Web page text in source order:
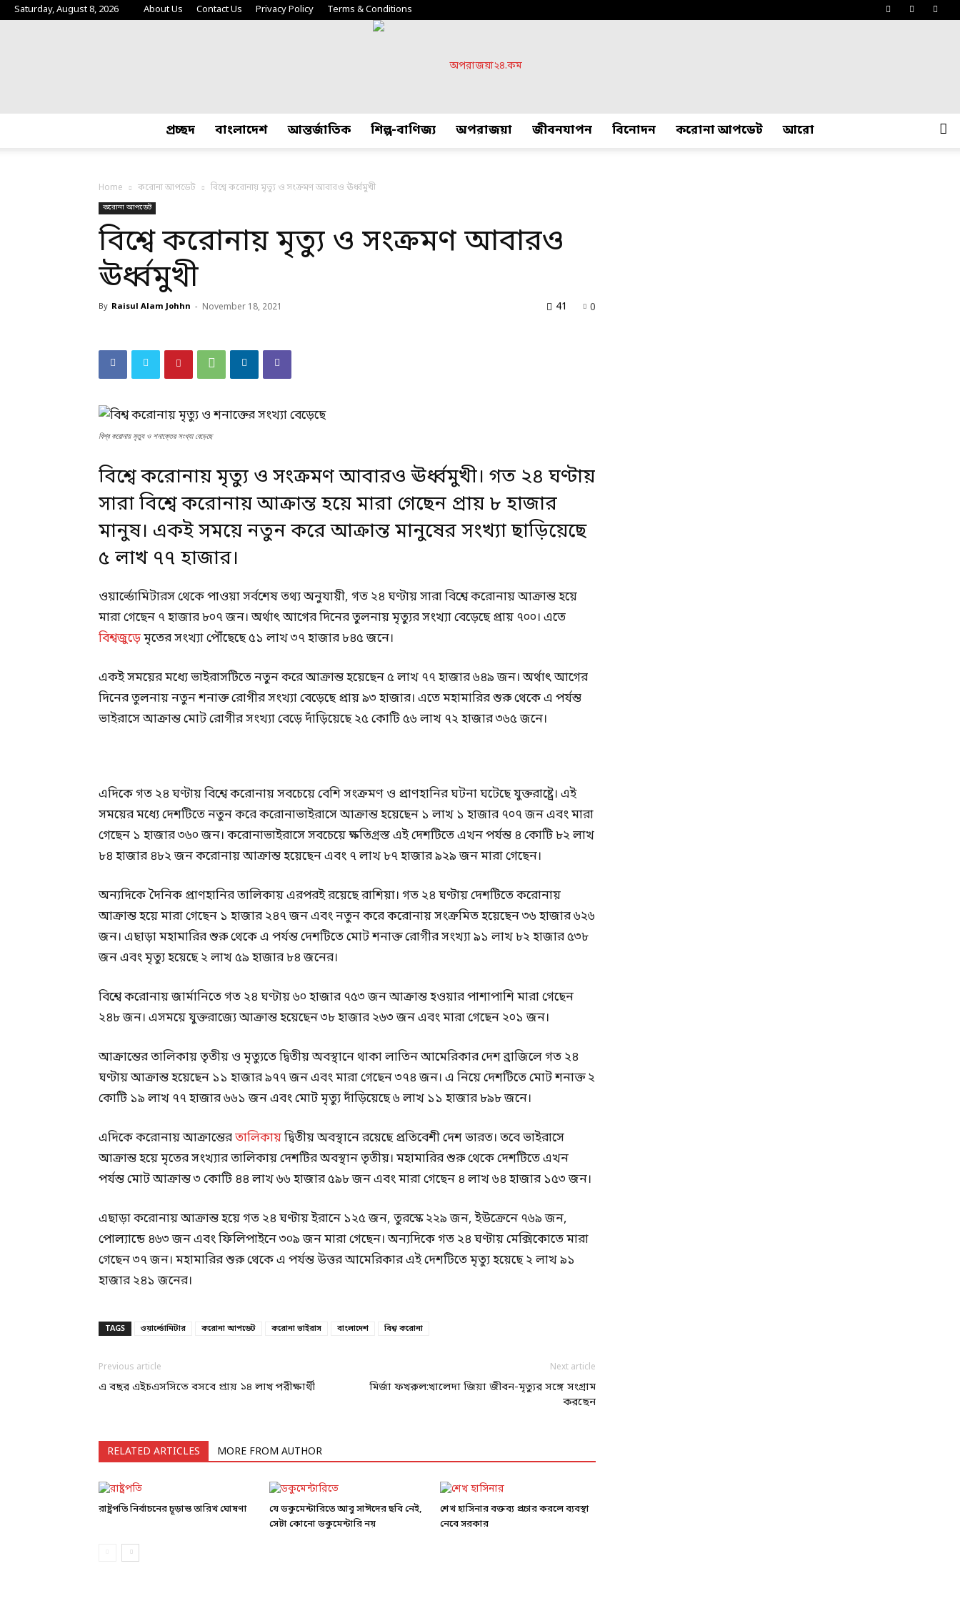
Saturday, August 8, 2026 About Us Contact Us Privacy Policy Terms & Conditions
প্রচ্ছদ বাংলাদেশ আন্তর্জাতিক শিল্প-বাণিজ্য অপরাজয়া জীবনযাপন বিনোদন করোনা আপডেট আরো
Home করোনা আপডেট বিশ্বে করোনায় মৃত্যু ও সংক্রমণ আবারও ঊর্ধ্বমুখী
করোনা আপডেট
বিশ্বে করোনায় মৃত্যু ও সংক্রমণ আবারও
ঊর্ধ্বমুখী
By Raisul Alam Johhn - November 18, 2021 0
41
বিশ্ব করোনায় মৃত্যু ও শনাক্তের সংখ্যা বেড়েছে
বিশ্বে করোনায় মৃত্যু ও সংক্রমণ আবারও ঊর্ধ্বমুখী। গত ২৪ ঘণ্টায়
সারা বিশ্বে করোনায় আক্রান্ত হয়ে মারা গেছেন প্রায় ৮ হাজার
মানুষ। একই সময়ে নতুন করে আক্রান্ত মানুষের সংখ্যা ছাড়িয়েছে
৫ লাখ ৭৭ হাজার।
ওয়ার্ল্ডোমিটারস থেকে পাওয়া সর্বশেষ তথ্য অনুযায়ী, গত ২৪ ঘণ্টায় সারা বিশ্বে করোনায় আক্রান্ত হয়ে
মারা গেছেন ৭ হাজার ৮০৭ জন। অর্থাৎ আগের দিনের তুলনায় মৃত্যুর সংখ্যা বেড়েছে প্রায় ৭০০। এতে
বিশ্বজুড়েমৃতের সংখ্যা পৌঁছেছে ৫১ লাখ ৩৭ হাজার ৮৪৫ জনে।
একই সময়ের মধ্যে ভাইরাসটিতে নতুন করে আক্রান্ত হয়েছেন ৫ লাখ ৭৭ হাজার ৬৪৯ জন। অর্থাৎ আগের
দিনের তুলনায় নতুন শনাক্ত রোগীর সংখ্যা বেড়েছে প্রায় ৯৩ হাজার। এতে মহামারির শুরু থেকে এ পর্যন্ত
ভাইরাসে আক্রান্ত মোট রোগীর সংখ্যা বেড়ে দাঁড়িয়েছে ২৫ কোটি ৫৬ লাখ ৭২ হাজার ৩৬৫ জনে।
এদিকে গত ২৪ ঘণ্টায় বিশ্বে করোনায় সবচেয়ে বেশি সংক্রমণ ও প্রাণহানির ঘটনা ঘটেছে যুক্তরাষ্ট্রে। এই
সময়ের মধ্যে দেশটিতে নতুন করে করোনাভাইরাসে আক্রান্ত হয়েছেন ১ লাখ ১ হাজার ৭০৭ জন এবং মারা
গেছেন ১ হাজার ৩৬০ জন। করোনাভাইরাসে সবচেয়ে ক্ষতিগ্রস্ত এই দেশটিতে এখন পর্যন্ত ৪ কোটি ৮২ লাখ
৮৪ হাজার ৪৮২ জন করোনায় আক্রান্ত হয়েছেন এবং ৭ লাখ ৮৭ হাজার ৯২৯ জন মারা গেছেন।
অন্যদিকে দৈনিক প্রাণহানির তালিকায় এরপরই রয়েছে রাশিয়া। গত ২৪ ঘণ্টায় দেশটিতে করোনায়
আক্রান্ত হয়ে মারা গেছেন ১ হাজার ২৪৭ জন এবং নতুন করে করোনায় সংক্রমিত হয়েছেন ৩৬ হাজার ৬২৬
জন। এছাড়া মহামারির শুরু থেকে এ পর্যন্ত দেশটিতে মোট শনাক্ত রোগীর সংখ্যা ৯১ লাখ ৮২ হাজার ৫৩৮
জন এবং মৃত্যু হয়েছে ২ লাখ ৫৯ হাজার ৮৪ জনের।
বিশ্বে করোনায় জার্মানিতে গত ২৪ ঘণ্টায় ৬০ হাজার ৭৫৩ জন আক্রান্ত হওয়ার পাশাপাশি মারা গেছেন
২৪৮ জন। এসময়ে যুক্তরাজ্যে আক্রান্ত হয়েছেন ৩৮ হাজার ২৬৩ জন এবং মারা গেছেন ২০১ জন।
আক্রান্তের তালিকায় তৃতীয় ও মৃত্যুতে দ্বিতীয় অবস্থানে থাকা লাতিন আমেরিকার দেশ ব্রাজিলে গত ২৪
ঘণ্টায় আক্রান্ত হয়েছেন ১১ হাজার ৯৭৭ জন এবং মারা গেছেন ৩৭৪ জন। এ নিয়ে দেশটিতে মোট শনাক্ত ২
কোটি ১৯ লাখ ৭৭ হাজার ৬৬১ জন এবং মোট মৃত্যু দাঁড়িয়েছে ৬ লাখ ১১ হাজার ৮৯৮ জনে।
এদিকে করোনায় আক্রান্তেরতালিকায়দ্বিতীয় অবস্থানে রয়েছে প্রতিবেশী দেশ ভারত। তবে ভাইরাসে
আক্রান্ত হয়ে মৃতের সংখ্যার তালিকায় দেশটির অবস্থান তৃতীয়। মহামারির শুরু থেকে দেশটিতে এখন
পর্যন্ত মোট আক্রান্ত ৩ কোটি ৪৪ লাখ ৬৬ হাজার ৫৯৮ জন এবং মারা গেছেন ৪ লাখ ৬৪ হাজার ১৫৩ জন।
এছাড়া করোনায় আক্রান্ত হয়ে গত ২৪ ঘণ্টায় ইরানে ১২৫ জন, তুরস্কে ২২৯ জন, ইউক্রেনে ৭৬৯ জন,
পোল্যান্ডে ৪৬৩ জন এবং ফিলিপাইনে ৩০৯ জন মারা গেছেন। অন্যদিকে গত ২৪ ঘণ্টায় মেক্সিকোতে মারা
গেছেন ৩৭ জন। মহামারির শুরু থেকে এ পর্যন্ত উত্তর আমেরিকার এই দেশটিতে মৃত্যু হয়েছে ২ লাখ ৯১
হাজার ২৪১ জনের।
TAGS ওয়ার্ল্ডোমিটার করোনা আপডেট করোনা ভাইরাস বাংলাদেশ বিশ্ব করোনা
Previous article
এ বছর এইচএসসিতে বসবে প্রায় ১৪ লাখ পরীক্ষার্থী
Next article
মির্জা ফখরুল:খালেদা জিয়া জীবন-মৃত্যুর সঙ্গে সংগ্রাম
করছেন
RELATED ARTICLES MORE FROM AUTHOR
রাষ্ট্রপতি নির্বাচনের চূড়ান্ত তারিখ ঘোষণা
যে ডকুমেন্টারিতে আবু সাঈদের ছবি নেই,
সেটা কোনো ডকুমেন্টারি নয়
শেখ হাসিনার বক্তব্য প্রচার করলে ব্যবস্থা
নেবে সরকার